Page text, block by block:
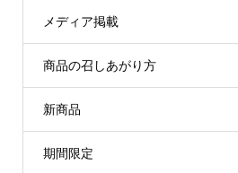
メディア掲載
商品の召しあがり方
新商品
期間限定